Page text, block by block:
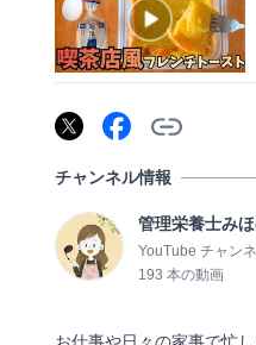
チャンネル情報
管理栄養士み
YouTube チャン
193 本の動画
お仕事や日々の家事で忙